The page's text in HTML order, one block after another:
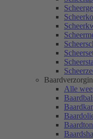
Alle